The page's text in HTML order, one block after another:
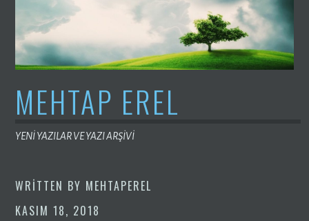
MEHTAP EREL
YENİ YAZILAR VE YAZI ARŞİVİ
WRITTEN BY MEHTAPEREL
KASIM 18, 2018